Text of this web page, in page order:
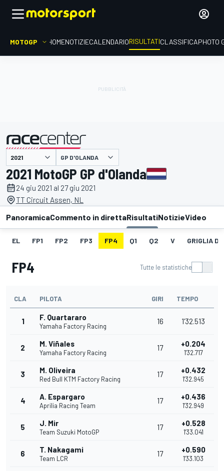
MOTOGP HOMENOTIZIECALENDARIORISULTATICLASSIFICAPHOTO
presentato da GP D'OLANDA
2021 MotoGP GP d'Olanda
24 giu 2021 al 27 giu 2021
TT Circuit Assen, NL
PanoramicaCommento in direttaRisultatiNotizieVideo
EL FP1 FP2 FP3 FP4 Q1 Q2 V GRIGLIA DI
FP4 Tutte le statistiche
CLA PILOTA GIRI TEMPO
1 F. Quartararo
Yamaha Factory Racing
16 1'32.513
2 M. Viñales
Yamaha Factory Racing
17 +0.204
1'32.717
3 M. Oliveira
Red Bull KTM Factory Racing
17 +0.432
1'32.945
4 A. Espargaro
Aprilia Racing Team
17 +0.436
1'32.949
5 J. Mir
Team Suzuki MotoGP
17 +0.528
1'33.041
6 T. Nakagami
Team LCR
17 +0.590
1'33.103